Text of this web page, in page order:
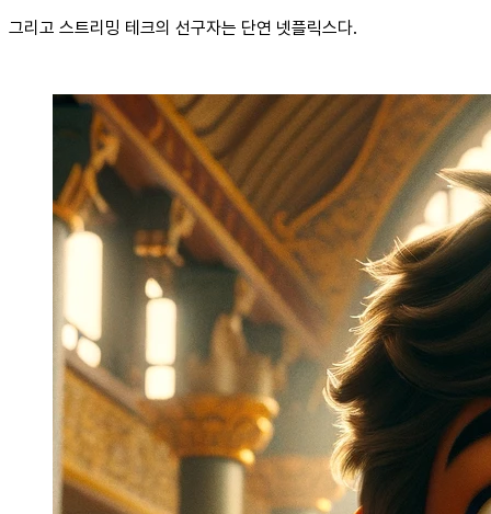
그리고 스트리밍 테크의 선구자는 단연 넷플릭스다.